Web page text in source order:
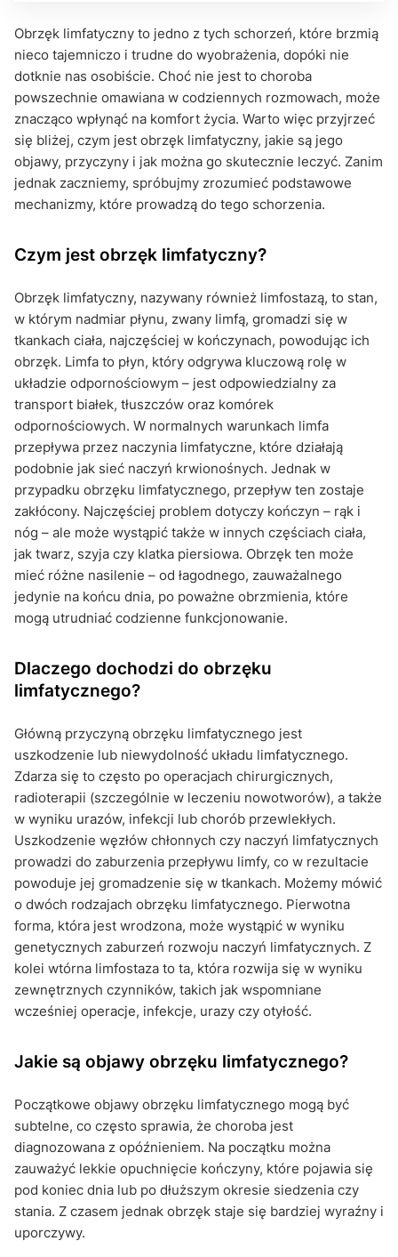
Obrzęk limfatyczny to jedno z tych schorzeń, które brzmią
nieco tajemniczo i trudne do wyobrażenia, dopóki nie
dotknie nas osobiście. Choć nie jest to choroba
powszechnie omawiana w codziennych rozmowach, może
znacząco wpłynąć na komfort życia. Warto więc przyjrzeć
się bliżej, czym jest obrzęk limfatyczny, jakie są jego
objawy, przyczyny i jak można go skutecznie leczyć. Zanim
jednak zaczniemy, spróbujmy zrozumieć podstawowe
mechanizmy, które prowadzą do tego schorzenia.
Czym jest obrzęk limfatyczny?
Obrzęk limfatyczny, nazywany również limfostazą, to stan,
w którym nadmiar płynu, zwany limfą, gromadzi się w
tkankach ciała, najczęściej w kończynach, powodując ich
obrzęk. Limfa to płyn, który odgrywa kluczową rolę w
układzie odpornościowym – jest odpowiedzialny za
transport białek, tłuszczów oraz komórek
odpornościowych. W normalnych warunkach limfa
przepływa przez naczynia limfatyczne, które działają
podobnie jak sieć naczyń krwionośnych. Jednak w
przypadku obrzęku limfatycznego, przepływ ten zostaje
zakłócony. Najczęściej problem dotyczy kończyn – rąk i
nóg – ale może wystąpić także w innych częściach ciała,
jak twarz, szyja czy klatka piersiowa. Obrzęk ten może
mieć różne nasilenie – od łagodnego, zauważalnego
jedynie na końcu dnia, po poważne obrzmienia, które
mogą utrudniać codzienne funkcjonowanie.
Dlaczego dochodzi do obrzęku
limfatycznego?
Główną przyczyną obrzęku limfatycznego jest
uszkodzenie lub niewydolność układu limfatycznego.
Zdarza się to często po operacjach chirurgicznych,
radioterapii (szczególnie w leczeniu nowotworów), a także
w wyniku urazów, infekcji lub chorób przewlekłych.
Uszkodzenie węzłów chłonnych czy naczyń limfatycznych
prowadzi do zaburzenia przepływu limfy, co w rezultacie
powoduje jej gromadzenie się w tkankach. Możemy mówić
o dwóch rodzajach obrzęku limfatycznego. Pierwotna
forma, która jest wrodzona, może wystąpić w wyniku
genetycznych zaburzeń rozwoju naczyń limfatycznych. Z
kolei wtórna limfostaza to ta, która rozwija się w wyniku
zewnętrznych czynników, takich jak wspomniane
wcześniej operacje, infekcje, urazy czy otyłość.
Jakie są objawy obrzęku limfatycznego?
Początkowe objawy obrzęku limfatycznego mogą być
subtelne, co często sprawia, że choroba jest
diagnozowana z opóźnieniem. Na początku można
zauważyć lekkie opuchnięcie kończyny, które pojawia się
pod koniec dnia lub po dłuższym okresie siedzenia czy
stania. Z czasem jednak obrzęk staje się bardziej wyraźny i
uporczywy.